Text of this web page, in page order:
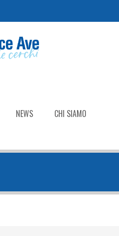
NEWS CHI SIAMO